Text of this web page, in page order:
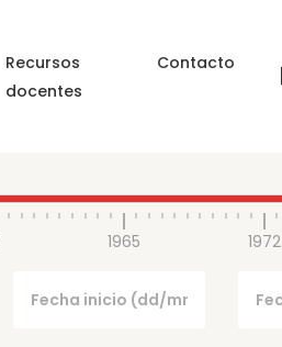
Recursos
docentes
Contacto
1965 1972